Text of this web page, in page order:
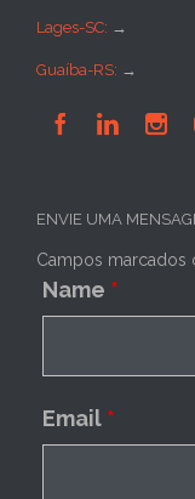
Lages-SC: →
Guaíba-RS: →
  
ENVIE UMA
Campos marcados
Name *
Email *